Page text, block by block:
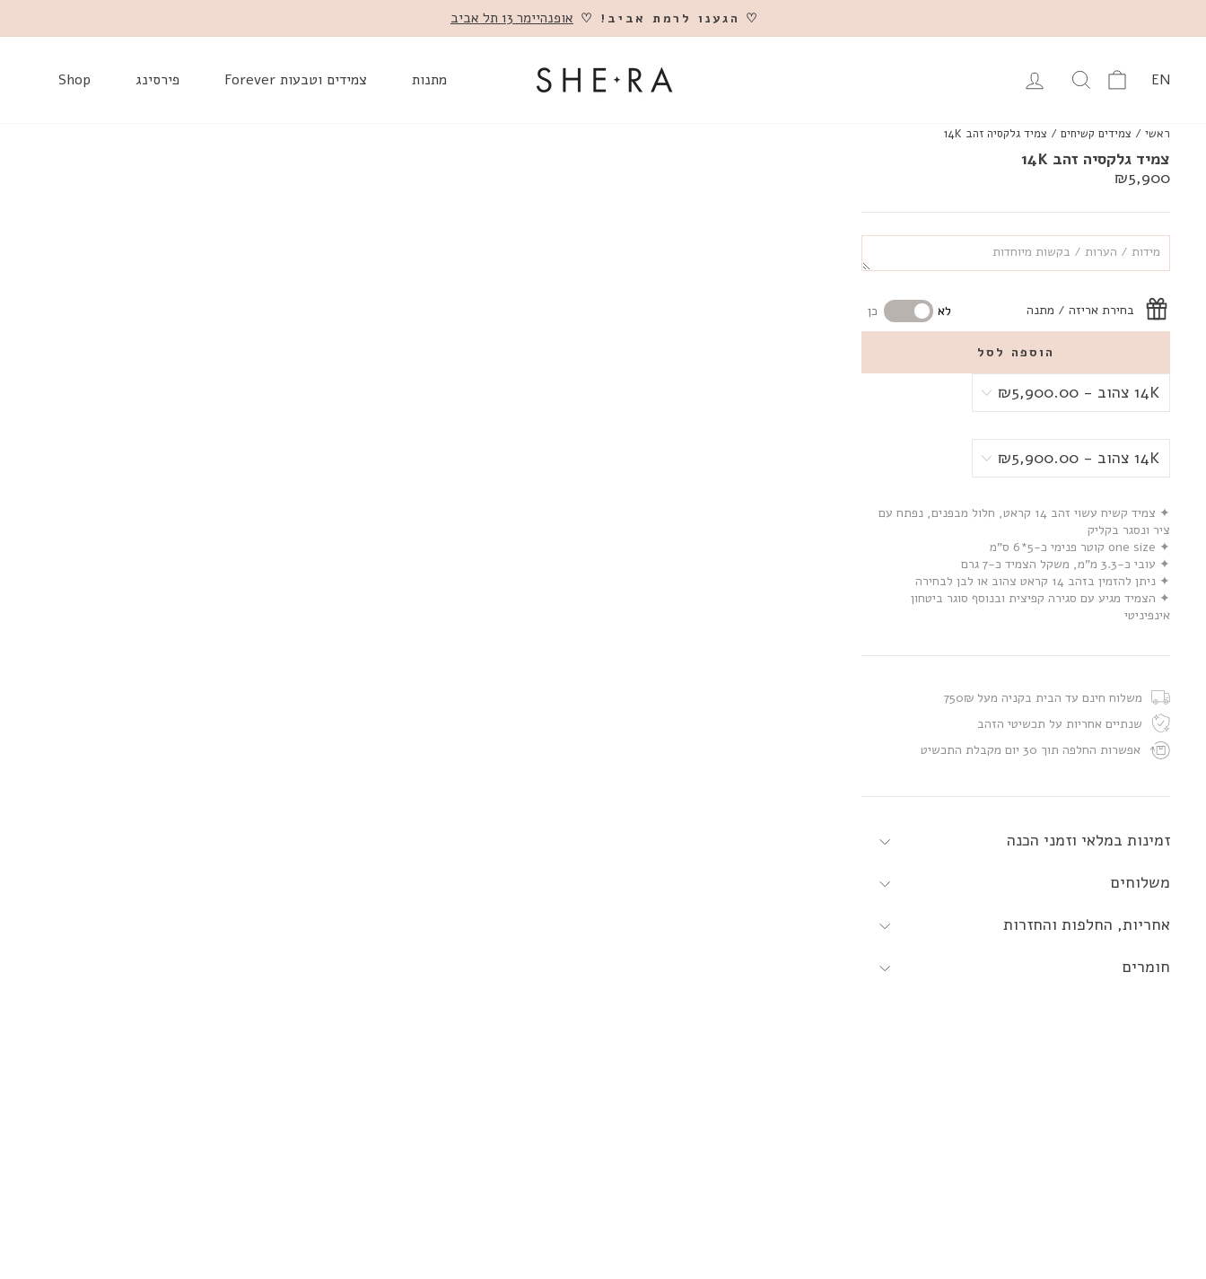
השהה
♡ הגענו לרמת אביב! ♡ אופנהיימר 13 תל אביב
מתנות צמידים וטבעות Forever פירסינג Shop התחבר מוצרים באתר
עגלהEN
ראשי / צמידים קשיחים / צמיד גלקסיה זהב 14K
צמיד גלקסיה זהב 14K
מחיר
₪5,900
בחירת אריזה / מתנה לא כן
הוספה לסל
✦ צמיד קשיח עשוי זהב 14 קראט, חלול מבפנים, נפתח עם
ציר ונסגר בקליק
✦ one size קוטר פנימי כ-5*6 ס”מ
✦ עובי כ-3.3 מ”מ, משקל הצמיד כ-7 גרם
✦ ניתן להזמין בזהב 14 קראט צהוב או לבן לבחירה
✦ הצמיד מגיע עם סגירה קפיצית ובנוסף סוגר ביטחון
אינפיניטי
משלוח חינם עד הבית בקניה מעל 750₪
שנתיים אחריות על תכשיטי הזהב
אפשרות החלפה תוך 30 יום מקבלת התכשיט
זמינות במלאי וזמני הכנה
משלוחים
אחריות, החלפות והחזרות
חומרים